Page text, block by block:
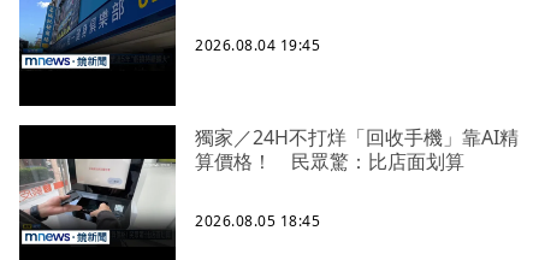
2026.08.04 19:45
獨家／24H不打烊「回收手機」靠AI精
算價格！ 民眾驚：比店面划算
2026.08.05 18:45